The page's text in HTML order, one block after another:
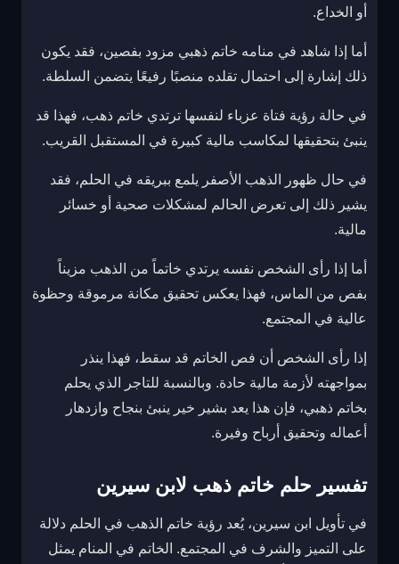
أو الخداع.
أما إذا شاهد في منامه خاتم ذهبي مزود بفصين، فقد يكون
ذلك إشارة إلى احتمال تقلده منصبًا رفيعًا يتضمن السلطة.
في حالة رؤية فتاة عزباء لنفسها ترتدي خاتم ذهب، فهذا قد
ينبئ بتحقيقها لمكاسب مالية كبيرة في المستقبل القريب.
في حال ظهور الذهب الأصفر يلمع ببريقه في الحلم، فقد
يشير ذلك إلى تعرض الحالم لمشكلات صحية أو خسائر
مالية.
أما إذا رأى الشخص نفسه يرتدي خاتماً من الذهب مزيناً
بفص من الماس، فهذا يعكس تحقيق مكانة مرموقة وحظوة
عالية في المجتمع.
إذا رأى الشخص أن فص الخاتم قد سقط، فهذا ينذر
بمواجهته لأزمة مالية حادة. وبالنسبة للتاجر الذي يحلم
بخاتم ذهبي، فإن هذا يعد بشير خير ينبئ بنجاح وازدهار
أعماله وتحقيق أرباح وفيرة.
تفسير حلم خاتم ذهب لابن سيرين
في تأويل ابن سيرين، يُعد رؤية خاتم الذهب في الحلم دلالة
على التميز والشرف في المجتمع. الخاتم في المنام يمثل